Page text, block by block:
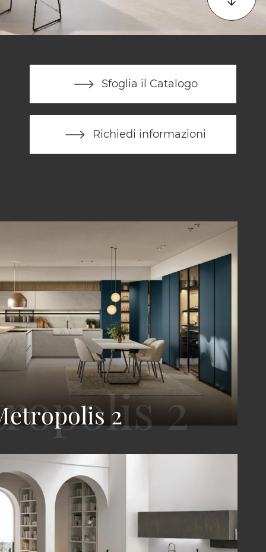
2
Sfoglia il Catalogo
Richiedi informazioni